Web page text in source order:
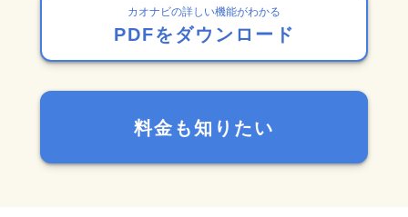
カオナビの詳しい機能がわかる
PDFをダウンロード
料金も知りたい